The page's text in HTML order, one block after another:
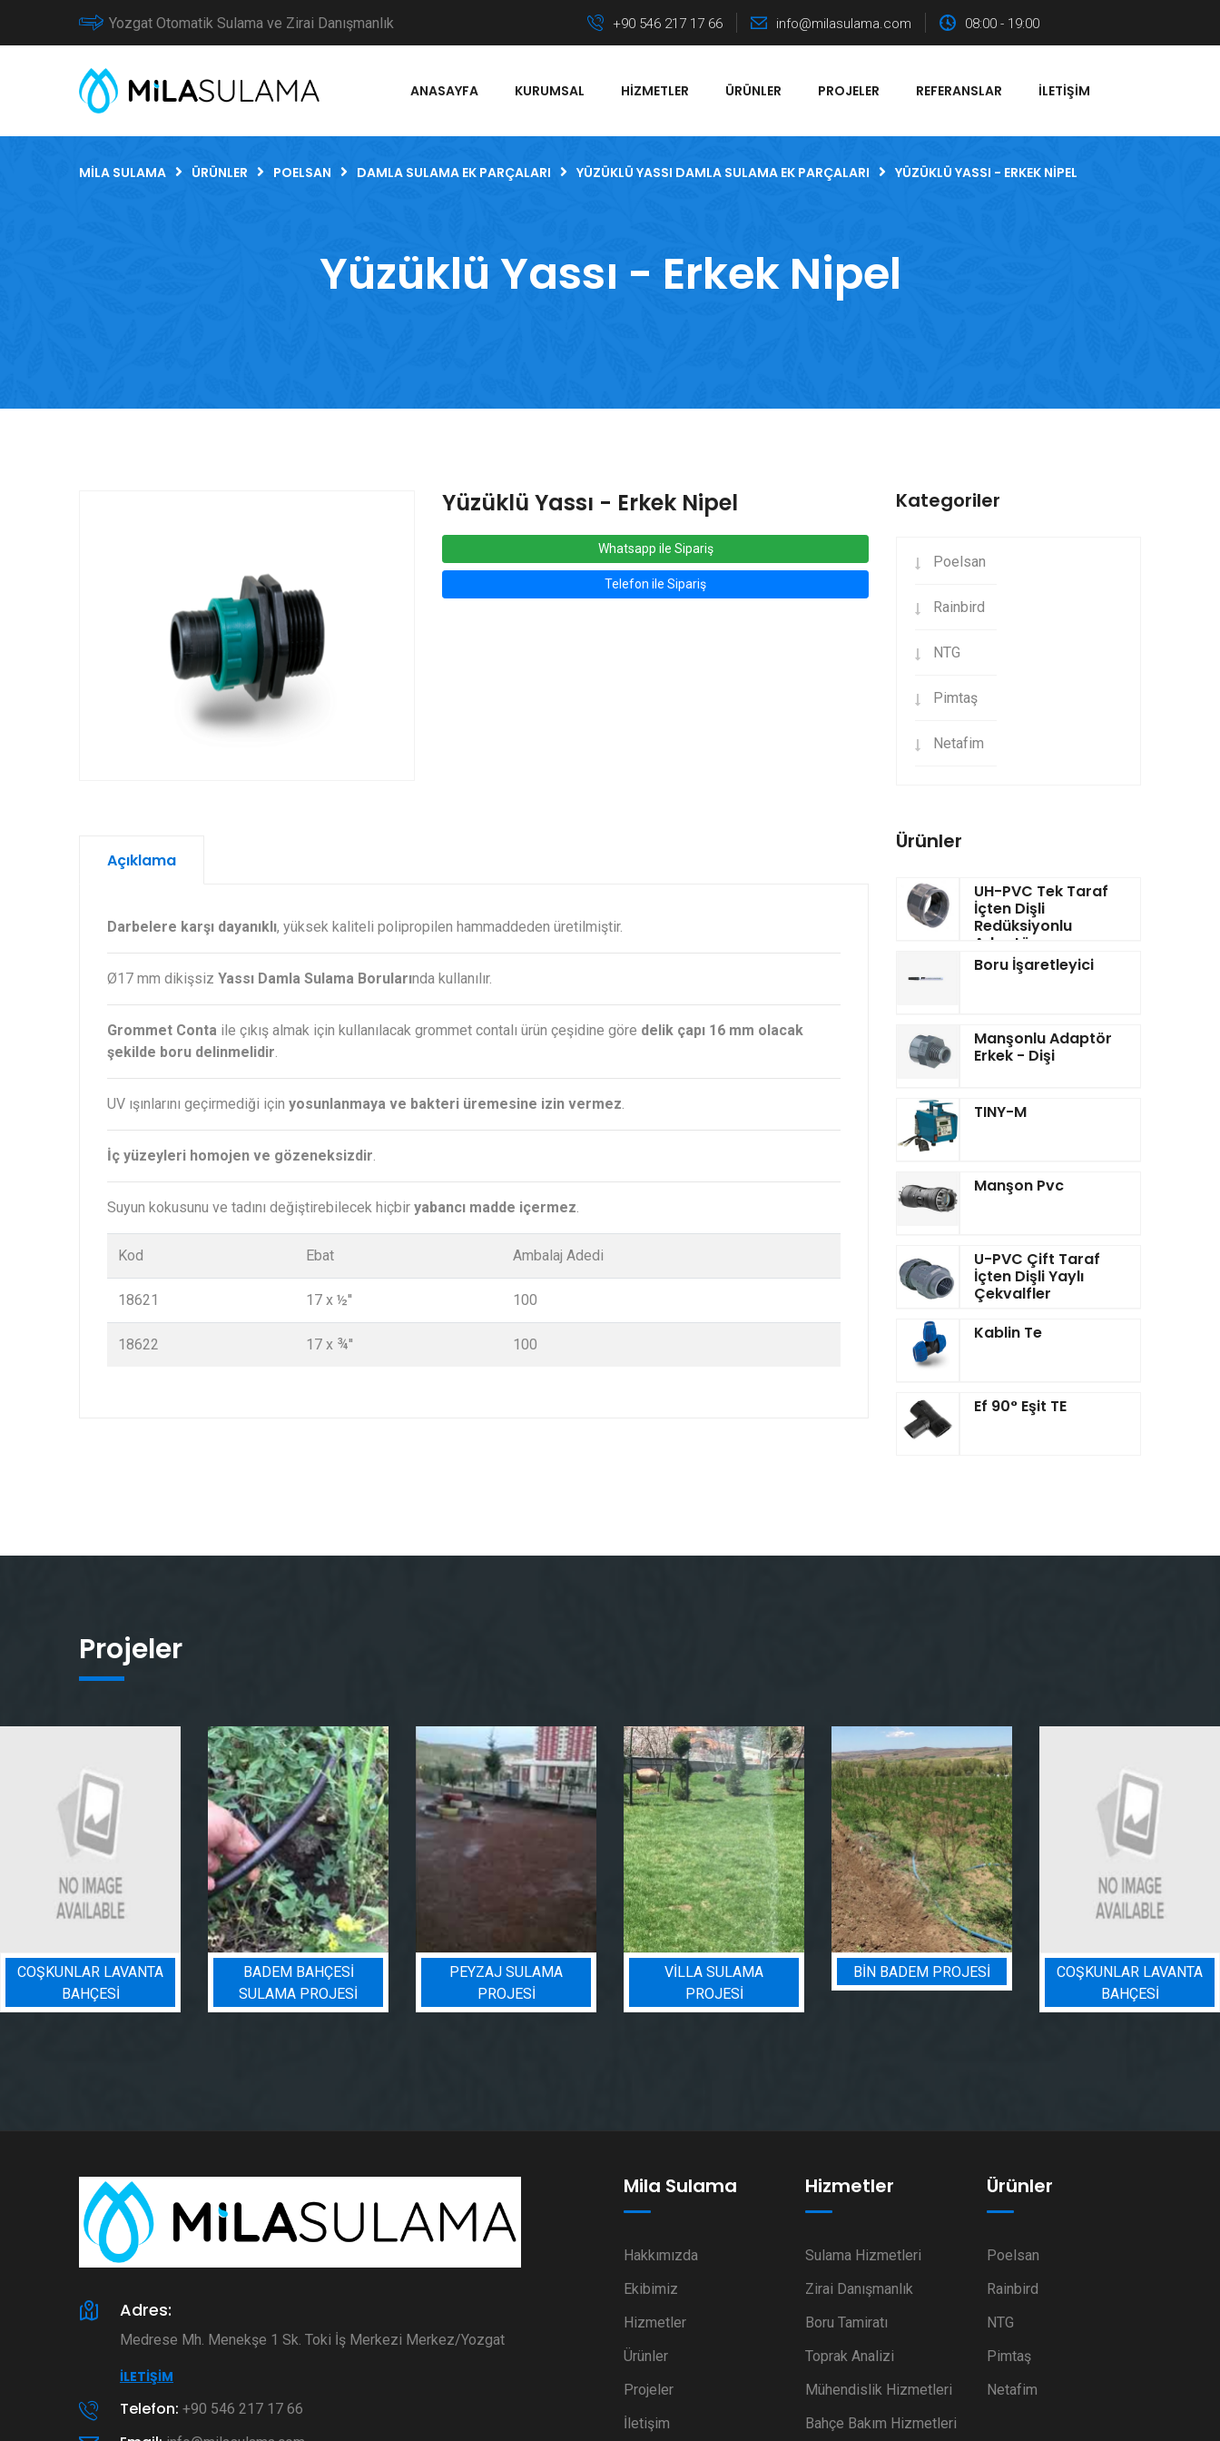
Yozgat Otomatik Sulama ve Zirai Danışmanlık +90 546 217 17 66 info@milasulama.com 08:00 - 19:00
ANASAYFA KURUMSAL HIZMETLER ÜRÜNLER PROJELER REFERANSLAR İLETIŞIM
MILA SULAMA ÜRÜNLER POELSAN DAMLA SULAMA EK PARÇALARI YÜZÜKLÜ YASSI DAMLA SULAMA EK PARÇALARI YÜZÜKLÜ YASSI - ERKEK NIPEL
Yüzüklü Yassı - Erkek Nipel
Yüzüklü Yassı - Erkek Nipel
Whatsapp ile Sipariş
Telefon ile Sipariş
Açıklama
Darbelere karşı dayanıklı, yüksek kaliteli polipropilen hammaddeden üretilmiştir.
Ø17 mm dikişsiz Yassı Damla Sulama Borularında kullanılır.
Grommet Conta ile çıkış almak için kullanılacak grommet contalı ürün çeşidine göre delik çapı 16 mm olacak
şekilde boru delinmelidir.
UV ışınlarını geçirmediği için yosunlanmaya ve bakteri üremesine izin vermez.
İç yüzeyleri homojen ve gözeneksizdir.
Suyun kokusunu ve tadını değiştirebilecek hiçbir yabancı madde içermez.
Kod Ebat Ambalaj Adedi
18621 17 x ½'' 100
18622 17 x ¾'' 100
Kategoriler
Poelsan
Rainbird
NTG
Pimtaş
Netafim
Ürünler
UH-PVC Tek Taraf
İçten Dişli
Redüksiyonlu
Adaptör
Boru İşaretleyici
Manşonlu Adaptör
Erkek - Dişi
TINY-M
Manşon Pvc
U-PVC Çift Taraf
İçten Dişli Yaylı
Çekvalfler
Kablin Te
Ef 90° Eşit TE
Projeler
COŞKUNLAR LAVANTA
BAHÇESİ
BADEM BAHÇESI
SULAMA PROJESI
PEYZAJ SULAMA
PROJESI
VILLA SULAMA
PROJESI
BIN BADEM PROJESI
COŞKUNLAR LAVANTA
BAHÇESİ
Adres:
Medrese Mh. Menekşe 1 Sk. Toki İş Merkezi Merkez/Yozgat
İLETIŞIM
Telefon: +90 546 217 17 66
Mila Sulama
Hakkımızda
Ekibimiz
Hizmetler
Ürünler
Projeler
İletişim
Hizmetler
Sulama Hizmetleri
Zirai Danışmanlık
Boru Tamiratı
Toprak Analizi
Mühendislik Hizmetleri
Bahçe Bakım Hizmetleri
Ürünler
Poelsan
Rainbird
NTG
Pimtaş
Netafim